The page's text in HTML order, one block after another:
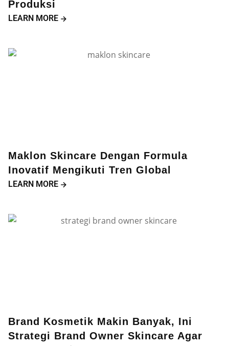
Produksi
LEARN MORE
Maklon Skincare Dengan Formula
Inovatif Mengikuti Tren Global
LEARN MORE
Brand Kosmetik Makin Banyak, Ini
Strategi Brand Owner Skincare Agar